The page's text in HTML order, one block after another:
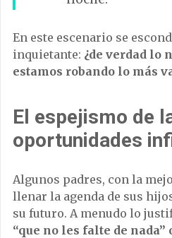
En este escenario se
inquietante: ¿de verdad lo
estamos robando lo más
El espejismo de
oportunidades
Algunos padres, con la
llenar la agenda de sus
su futuro. A menudo lo
“que no les falte de nada”